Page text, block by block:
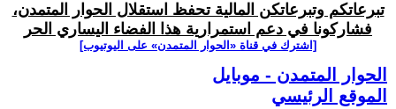
تبرعاتكم وتبرعاتكن المالية تحفظ استقلال الحوار المتمدن،
فشاركونا في دعم استمرارية هذا الفضاء اليساري الحر
[اشترك في قناة ‫«الحوار المتمدن» على اليوتيوب]
الحوار المتمدن - موبايل
الموقع الرئيسي